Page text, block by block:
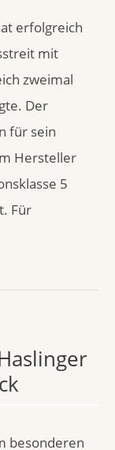
erfolgreich
mit
zweimal
Der
für sein
Hersteller
5
Für
besonderen